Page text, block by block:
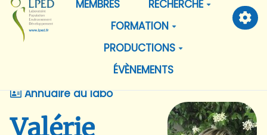
MEMBRES
RECHERCHE
FORMATION
PRODUCTIONS
ÉVÈNEMENTS
Annuaire du labo
Valérie